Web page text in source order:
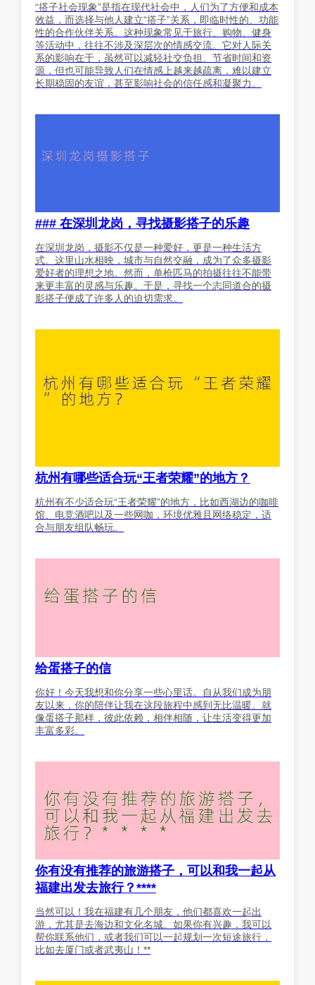
“搭子社会现象”是指在现代社会中，人们为了方便和成本
效益，而选择与他人建立“搭子”关系，即临时性的、功能
性的合作伙伴关系。这种现象常见于旅行、购物、健身
等活动中，往往不涉及深层次的情感交流。它对人际关
系的影响在于，虽然可以减轻社交负担、节省时间和资
源，但也可能导致人们在情感上越来越疏离，难以建立
长期稳固的友谊，甚至影响社会的信任感和凝聚力。
### 在深圳龙岗，寻找摄影搭子的乐趣
在深圳龙岗，摄影不仅是一种爱好，更是一种生活方
式。这里山水相映，城市与自然交融，成为了众多摄影
爱好者的理想之地。然而，单枪匹马的拍摄往往不能带
来更丰富的灵感与乐趣。于是，寻找一个志同道合的摄
影搭子便成了许多人的迫切需求。
杭州有哪些适合玩“王者荣耀”的地方？
杭州有不少适合玩“王者荣耀”的地方，比如西湖边的咖啡
馆、电竞酒吧以及一些网咖，环境优雅且网络稳定，适
合与朋友组队畅玩。
给蛋搭子的信
你好！今天我想和你分享一些心里话。自从我们成为朋
友以来，你的陪伴让我在这段旅程中感到无比温暖。就
像蛋搭子那样，彼此依赖，相伴相随，让生活变得更加
丰富多彩。
你有没有推荐的旅游搭子，可以和我一起从
福建出发去旅行？****
当然可以！我在福建有几个朋友，他们都喜欢一起出
游，尤其是去海边和文化名城。如果你有兴趣，我可以
帮你联系他们，或者我们可以一起规划一次短途旅行，
比如去厦门或者武夷山！**